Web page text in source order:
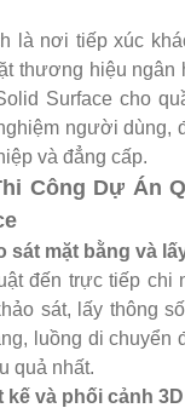
là nơi tiếp xúc
thương hiệu ngân
Surface cho
người dùng,
và đẳng cấp.
Công Dự Án
sát mặt bằng và
đến trực tiếp chi
sát, lấy thông
luồng di chuyển
quả nhất.
kế và phối cảnh 3D